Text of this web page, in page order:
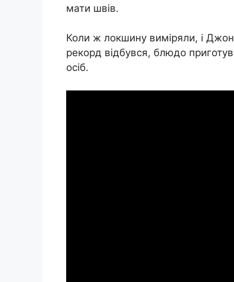
мати швів.
Коли ж локшину виміряли, і
рекорд відбувся, блюдо
осіб.